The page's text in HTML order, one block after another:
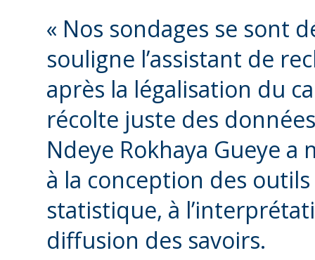
« Nos sondages se sont
souligne l’assistant de
après la légalisation du
récolte juste des
Ndeye Rokhaya Gueye
à la conception des outils
statistique, à
diffusion des savoirs.